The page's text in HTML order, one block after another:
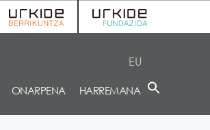
EU
ONARPENA HARREMANA